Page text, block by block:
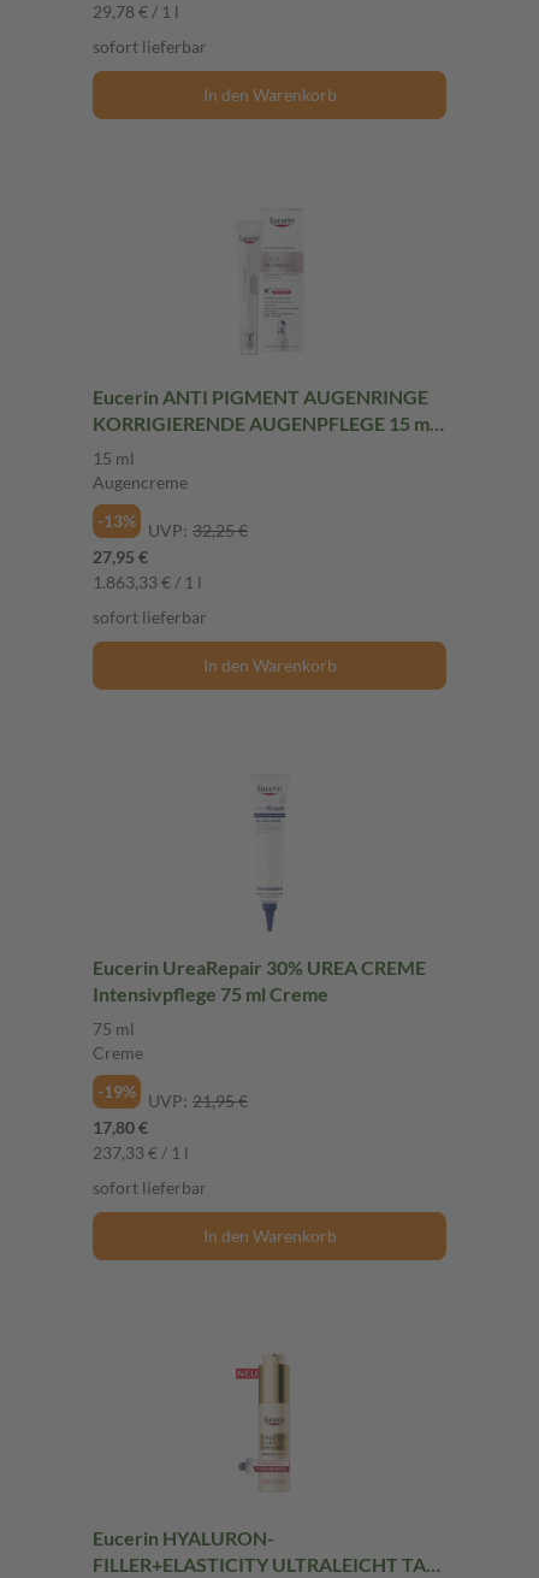
29,78 € / 1 l
sofort lieferbar
In den Warenkorb
Eucerin ANTI PIGMENT AUGENRINGE
KORRIGIERENDE AUGENPFLEGE 15 ml
Augencreme
15 ml
Augencreme
-13%
UVP: 32,25 €
27,95 €
1.863,33 € / 1 l
sofort lieferbar
In den Warenkorb
Eucerin UreaRepair 30% UREA CREME
Intensivpflege 75 ml Creme
75 ml
Creme
-19%
UVP: 21,95 €
17,80 €
237,33 € / 1 l
sofort lieferbar
In den Warenkorb
Eucerin HYALURON-
FILLER+ELASTICITY ULTRALEICHT TAG